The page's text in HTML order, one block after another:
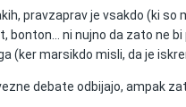
pravzaprav je vsakdo (ki
bonton... ni nujno da zato ne
(ker marsikdo misli, da je
debate odbijajo, ampak